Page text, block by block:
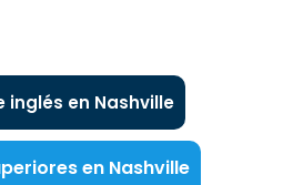
inglés en Nashville
en Nashville